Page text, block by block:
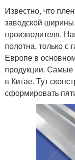
Известно, что
заводской
производителя.
полотна, только с
Европе в
продукции. Самые
в Китае. Тут
сформировать